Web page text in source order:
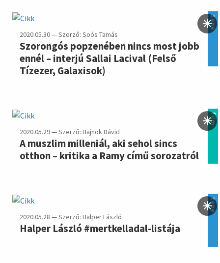
zene
2020.05.30 — Szerző: Soós Tamás
Szorongós popzenében nincs most jobb
ennél – interjú Sallai Lacival (Felső
Tízezer, Galaxisok)
film
2020.05.29 — Szerző: Bajnok Dávid
A muszlim milleniál, aki sehol sincs
otthon – kritika a Ramy című sorozatról
zene
2020.05.28 — Szerző: Halper László
Halper László #mertkelladal-listája